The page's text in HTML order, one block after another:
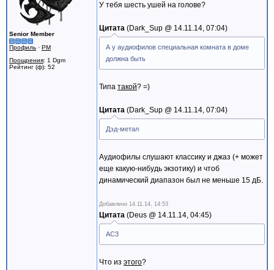
Senior Member
Профиль · PM
Поощрения: 1 Dgm
Рейтинг (ф): 52
У тебя шесть ушей на голове?
Цитата Dark_Sup @ 14.11.14, 07:04
А у аудиофилов специальная комната в доме
должна быть
Типа такой? =)
Цитата Dark_Sup @ 14.11.14, 07:04
Дэд-метал
Аудиофилы слушают классику и джаз (+ может
еще какую-нибудь экзотику) и чтоб
динамический диапазон был не меньше 15 дБ.
Добавлено 14.11.14, 14:53
Цитата Deus @ 14.11.14, 04:45
AC3
Что из этого?